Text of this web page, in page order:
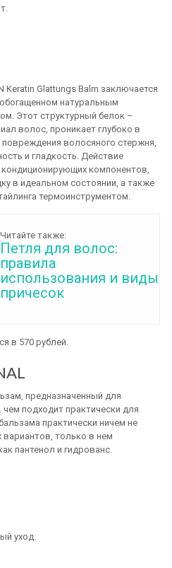
Keratin Glattungs Balm заключается
натуральным
Этот структурный белок –
волос, проникает глубоко в
волосяного стержня,
и гладкость. Действие
компонентов,
в идеальном состоянии, а также
термоинструментом.
Читайте также:
Петля для волос:
правила
использования и виды
причесок
в 570 рублей.
предназначенный для
подходит практически для
практически ничем не
только в нем
пантенол и гидрованс.
уход.